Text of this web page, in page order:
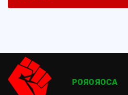
POЯOЯOCA